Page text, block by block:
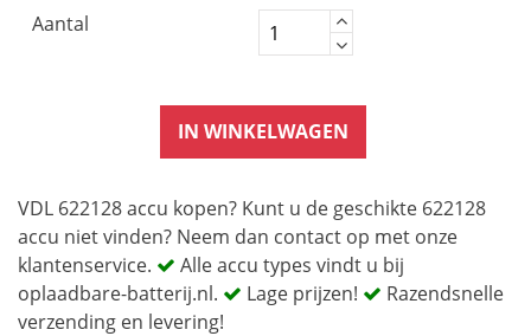
Aantal
IN WINKELWAGEN
VDL 622128 accu kopen? Kunt u de geschikte 622128
accu niet vinden? Neem dan contact op met onze
klantenservice.
Alle accu types vindt u bij
oplaadbare-batterij.nl.
Lage prijzen!
Razendsnelle
verzending en levering!